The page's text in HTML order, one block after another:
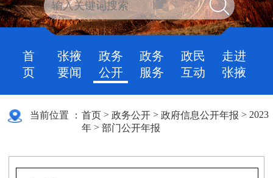
首
页
张掖
要闻
政务
公开
政务
服务
政民
互动
走进
张掖
当前位置 ： 首页 >政务公开 >政府信息公开年报 > 2023
年 >部门公开年报